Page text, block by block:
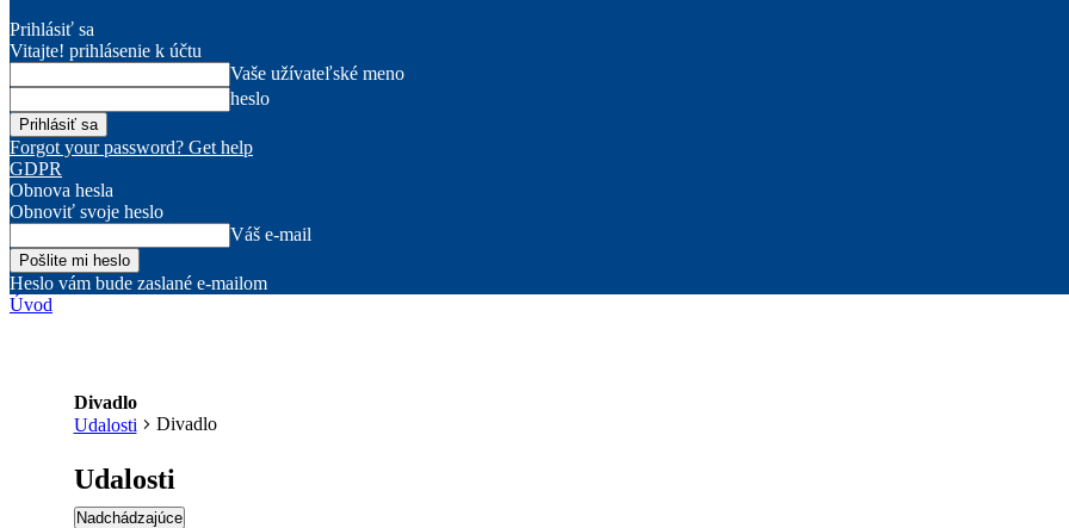
Prihlásiť sa
Vitajte! prihlásenie k účtu
Vaše užívateľské meno
heslo
Forgot your password? Get help
GDPR
Obnova hesla
Obnoviť svoje heslo
Váš e-mail
Heslo vám bude zaslané e-mailom
Úvod
Divadlo
Udalosti
Divadlo
Udalosti
Nadchádzajúce